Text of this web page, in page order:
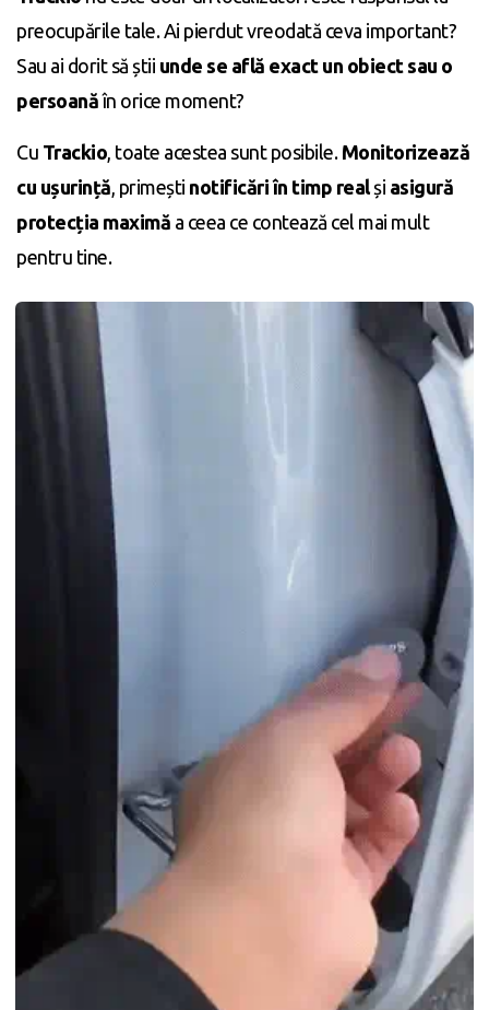
preocupările tale. Ai pierdut vreodată ceva important?
Sau ai dorit să știi unde se află exact un obiect sau o
persoanăîn orice moment?
Cu Trackio , toate acestea sunt posibile. Monitorizează
cu ușurință , primești notificări în timp realși asigură
protecția maximă a ceea ce contează cel mai mult
pentru tine.